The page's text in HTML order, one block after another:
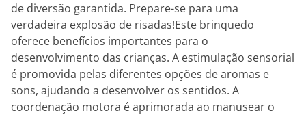
de diversão garantida. Prepare-se para uma
verdadeira explosão de risadas!Este brinquedo
oferece benefícios importantes para o
desenvolvimento das crianças. A estimulação sensorial
é promovida pelas diferentes opções de aromas e
sons, ajudando a desenvolver os sentidos. A
coordenação motora é aprimorada ao manusear o